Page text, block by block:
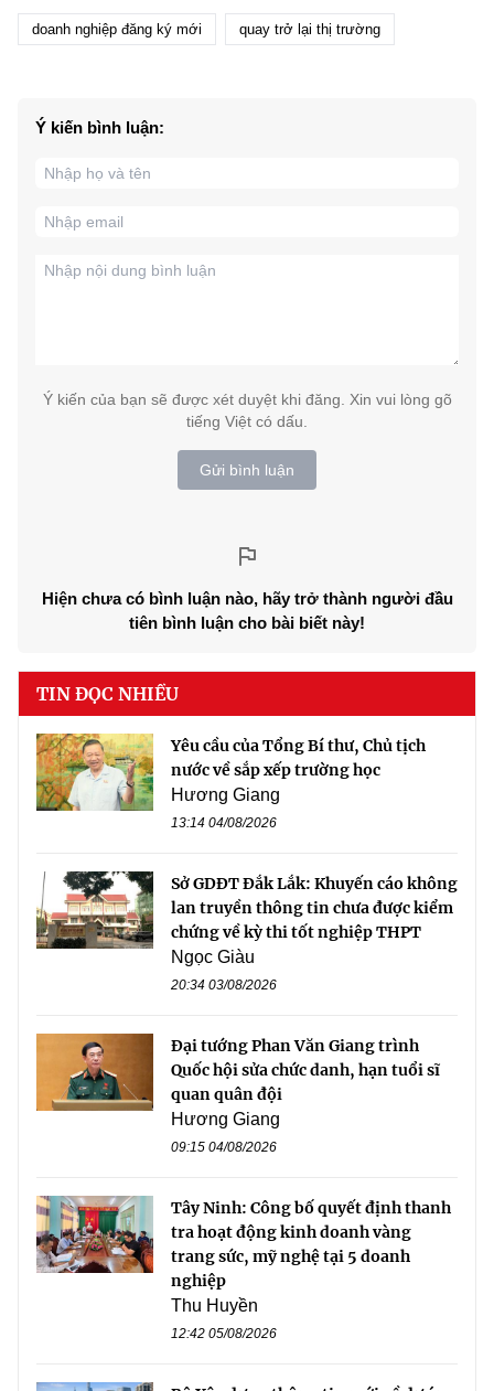
doanh nghiệp đăng ký mới quay trở lại thị trường
Ý kiến bình luận:
Ý kiến của bạn sẽ được xét duyệt khi đăng. Xin vui lòng gõ
tiếng Việt có dấu.
Gửi bình luận
Hiện chưa có bình luận nào, hãy trở thành người đầu
tiên bình luận cho bài biết này!
TIN ĐỌC NHIỀU
Yêu cầu của Tổng Bí thư, Chủ tịch
nước về sắp xếp trường học
Hương Giang
13:14 04/08/2026
Sở GDĐT Đắk Lắk: Khuyến cáo không
lan truyền thông tin chưa được kiểm
chứng về kỳ thi tốt nghiệp THPT
Ngọc Giàu
20:34 03/08/2026
Đại tướng Phan Văn Giang trình
Quốc hội sửa chức danh, hạn tuổi sĩ
quan quân đội
Hương Giang
09:15 04/08/2026
Tây Ninh: Công bố quyết định thanh
tra hoạt động kinh doanh vàng
trang sức, mỹ nghệ tại 5 doanh
nghiệp
Thu Huyền
12:42 05/08/2026